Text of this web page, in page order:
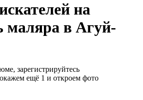
на
маляра в Агуй-
зарегистрируйтесь
ещё 1 и откроем фото